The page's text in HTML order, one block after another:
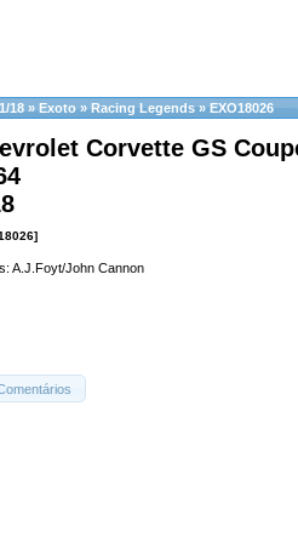
18 » Exoto » Racing Legends » EXO18026
Corvette GS
A.J.Foyt/John Cannon